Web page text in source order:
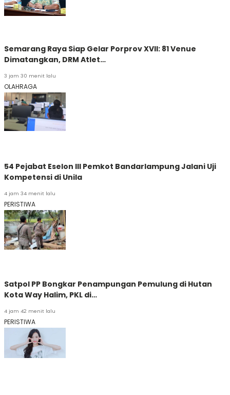
Semarang Raya Siap Gelar Porprov XVII: 81 Venue
Dimatangkan, DRM Atlet…
3 jam 30 menit lalu
OLAHRAGA
54 Pejabat Eselon III Pemkot Bandarlampung Jalani Uji
Kompetensi di Unila
4 jam 34 menit lalu
PERISTIWA
Satpol PP Bongkar Penampungan Pemulung di Hutan
Kota Way Halim, PKL di…
4 jam 42 menit lalu
PERISTIWA